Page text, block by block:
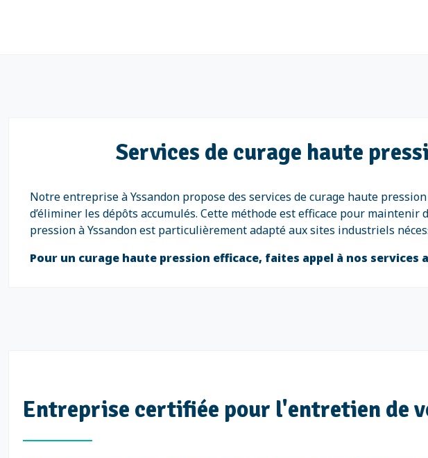
Services de curage haute
Notre entreprise à Yssandon propose des services de curage haute
d’éliminer les dépôts accumulés. Cette méthode est efficace pour
pression à Yssandon est particulièrement adapté aux sites industriels
Pour un curage haute pression efficace, faites appel à nos services
Entreprise certifiée pour l'entretien de